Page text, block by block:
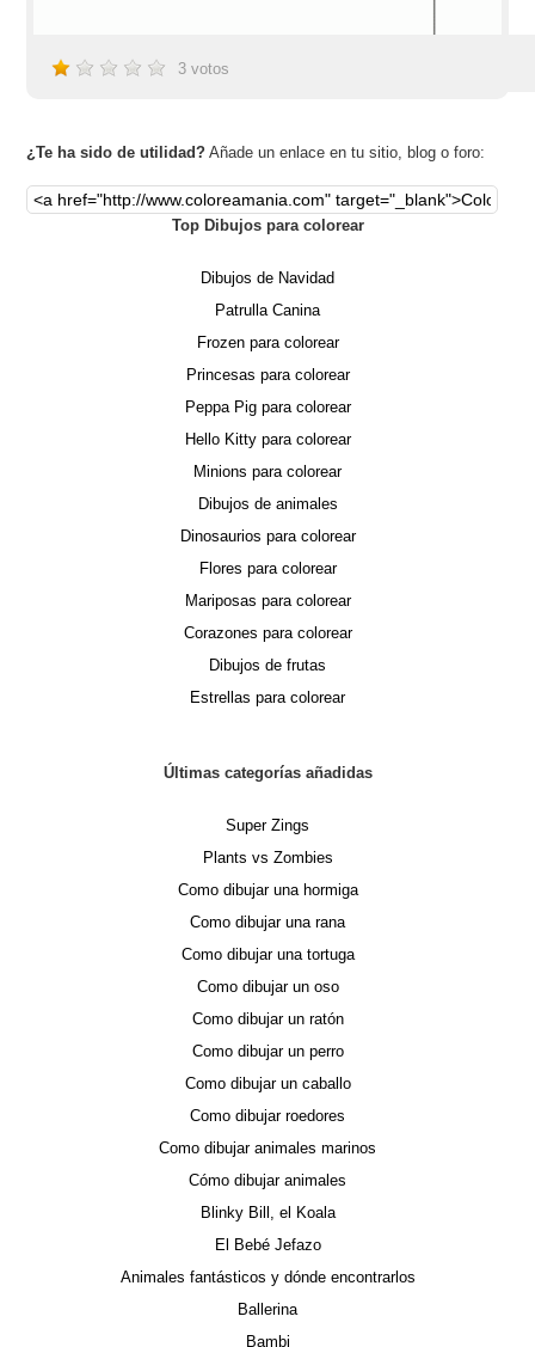
3 votos
¿Te ha sido de utilidad? Añade un enlace en tu sitio, blog o foro:
Top Dibujos para colorear
Dibujos de Navidad
Patrulla Canina
Frozen para colorear
Princesas para colorear
Peppa Pig para colorear
Hello Kitty para colorear
Minions para colorear
Dibujos de animales
Dinosaurios para colorear
Flores para colorear
Mariposas para colorear
Corazones para colorear
Dibujos de frutas
Estrellas para colorear
Últimas categorías añadidas
Super Zings
Plants vs Zombies
Como dibujar una hormiga
Como dibujar una rana
Como dibujar una tortuga
Como dibujar un oso
Como dibujar un ratón
Como dibujar un perro
Como dibujar un caballo
Como dibujar roedores
Como dibujar animales marinos
Cómo dibujar animales
Blinky Bill, el Koala
El Bebé Jefazo
Animales fantásticos y dónde encontrarlos
Ballerina
Bambi